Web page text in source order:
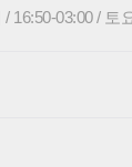
16:50-03:00 / 토